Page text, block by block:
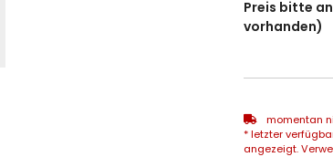
Preis bitte
vorhanden)
momentan
* letzter
angezeigt.